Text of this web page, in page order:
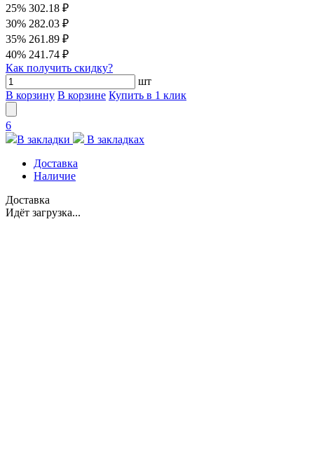
25% 302.18 ₽
30% 282.03 ₽
35% 261.89 ₽
40% 241.74 ₽
Как получить скидку?
шт
В корзину В корзине Купить в 1 клик
6
В закладки
В закладках
Доставка
Наличие
Доставка
Идёт загрузка...